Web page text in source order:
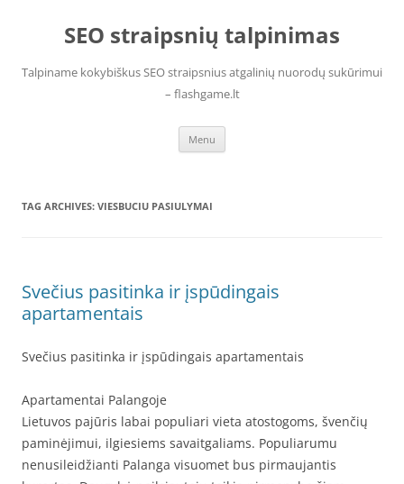
contentSEO straipsnių talpinimas
Talpiname kokybiškus SEO straipsnius atgalinių nuorodų sukūrimui
– flashgame.lt
Menu
TAG ARCHIVES: VIESBUCIU PASIULYMAI
Svečius pasitinka ir įspūdingais
apartamentais
Svečius pasitinka ir įspūdingais apartamentais
Apartamentai Palangoje
Lietuvos pajūris labai populiari vieta atostogoms, švenčių
paminėjimui, ilgiesiems savaitgaliams. Populiarumu
nenusileidžianti Palanga visuomet bus pirmaujantis